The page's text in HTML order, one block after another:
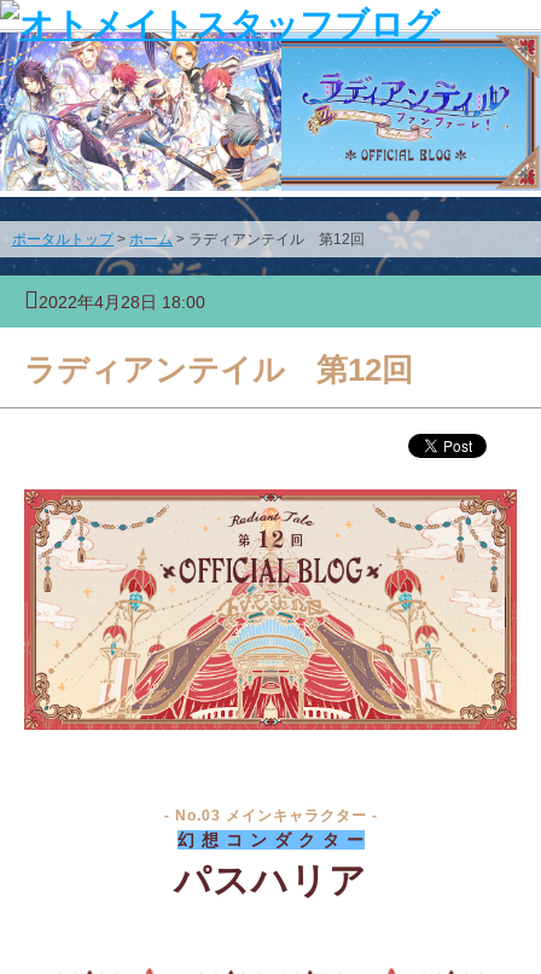
ポータルトップ> ホーム > ラディアンテイル 第12回
2022年4月28日 18:00
ラディアンテイル 第12回
- No.03 メインキャラクター -
幻 想 コ ン ダ ク タ ー
パスハリア